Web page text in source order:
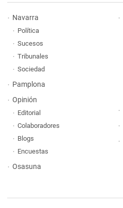
Navarra
Política
Sucesos
Tribunales
Sociedad
Pamplona
Opinión
Editorial
Colaboradores
Blogs
Encuestas
Osasuna